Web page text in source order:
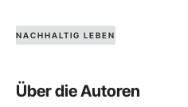
NACHHALTIG LEBEN
Über die Autoren